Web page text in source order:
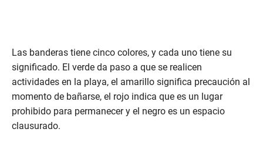
Las banderas tiene cinco colores, y cada uno tiene su
significado. El verde da paso a que se realicen
actividades en la playa, el amarillo significa precaución al
momento de bañarse, el rojo indica que es un lugar
prohibido para permanecer y el negro es un espacio
clausurado.